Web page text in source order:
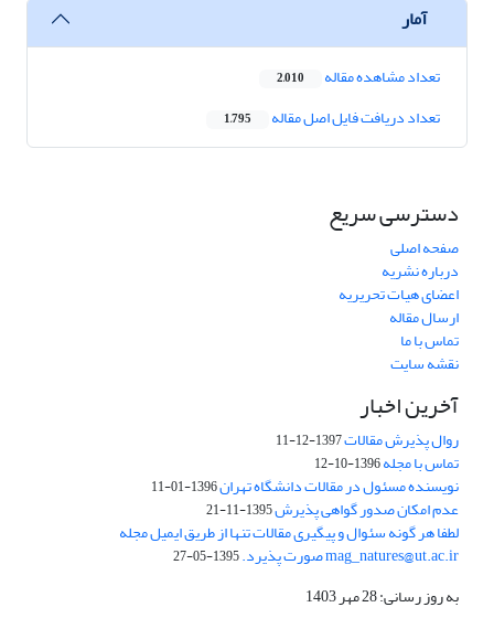
آمار
تعداد مشاهده مقاله 2,010
تعداد دریافت فایل اصل مقاله 1,795
دسترسی سریع
صفحه اصلی
درباره نشریه
اعضای هیات تحریریه
ارسال مقاله
تماس با ما
نقشه سایت
آخرین اخبار
روال پذیرش مقالات1397-12-11
تماس با مجله1396-10-12
نویسنده مسئول در مقالات دانشگاه تهران1396-01-11
عدم امکان صدور گواهی پذیرش1395-11-21
لطفا هر گونه سئوال و پیگیری مقالات تنها از طریق ایمیل مجله
mag_natures@ut.ac.ir صورت پذیرد. 1395-05-27
به روز رسانی: 28 مهر 1403